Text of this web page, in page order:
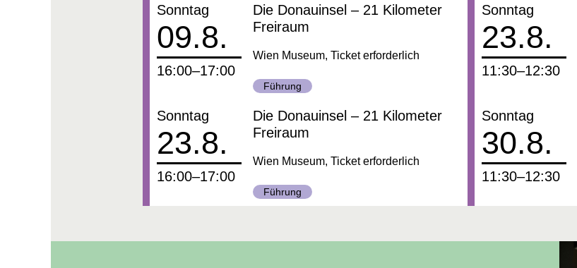
Die Donauinsel – 21 Kilometer
Freiraum
Wien Museum, Ticket erforderlich
Kategorie:
Führung
Datum:
09.8.
Sonntag
um
16:00–17:00
Datum:
23.8.
Sonntag
um
11:30–12:30
Die Donauinsel – 21 Kilometer
Freiraum
Wien Museum, Ticket erforderlich
Kategorie:
Führung
Datum:
23.8.
Sonntag
um
16:00–17:00
Datum:
30.8.
Sonntag
um
11:30–12:30